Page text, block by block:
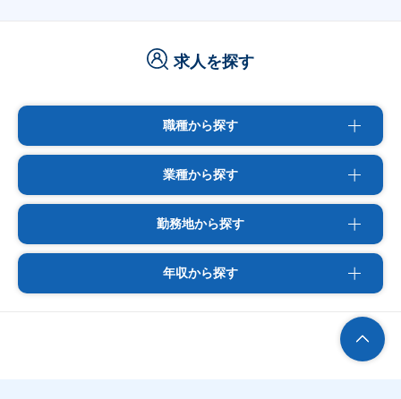
求人を探す
職種から探す
業種から探す
勤務地から探す
年収から探す